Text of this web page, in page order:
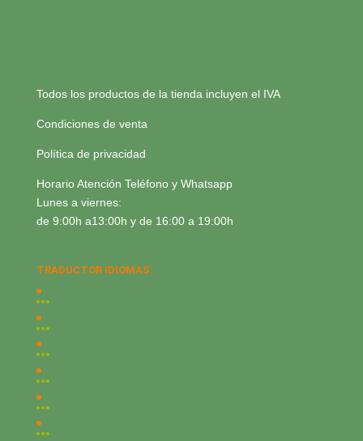
Todos los productos de la tienda incluyen el IVA
Condiciones de venta
Política de privacidad
Horario Atención Teléfono y Whatsapp
Lunes a viernes:
de 9:00h a13:00h y de 16:00 a 19:00h
TRADUCTOR IDIOMAS: